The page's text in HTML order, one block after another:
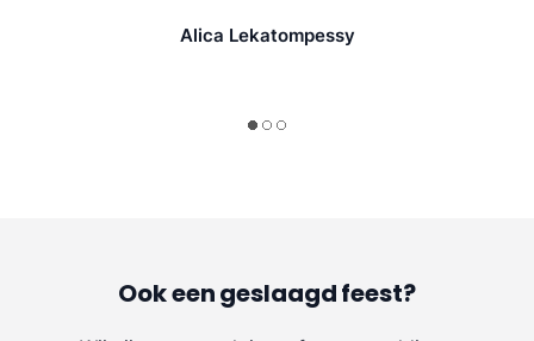
Alica Lekatompessy
Ook een geslaagd feest?